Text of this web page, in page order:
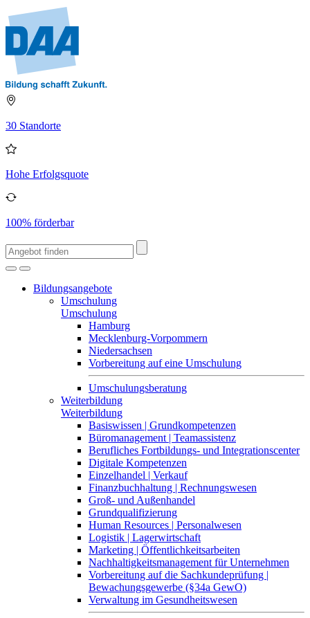
30 Standorte
Hohe Erfolgsquote
100% förderbar
Bildungsangebote
Umschulung
Umschulung
Hamburg
Mecklenburg-Vorpommern
Niedersachsen
Vorbereitung auf eine Umschulung
Umschulungsberatung
Weiterbildung
Weiterbildung
Basiswissen | Grundkompetenzen
Büromanagement | Teamassistenz
Berufliches Fortbildungs- und Integrationscenter
Digitale Kompetenzen
Einzelhandel | Verkauf
Finanzbuchhaltung | Rechnungswesen
Groß- und Außenhandel
Grundqualifizierung
Human Resources | Personalwesen
Logistik | Lagerwirtschaft
Marketing | Öffentlichkeitsarbeiten
Nachhaltigkeitsmanagement für Unternehmen
Vorbereitung auf die Sachkundeprüfung |
Bewachungsgewerbe (§34a GewO)
Verwaltung im Gesundheitswesen